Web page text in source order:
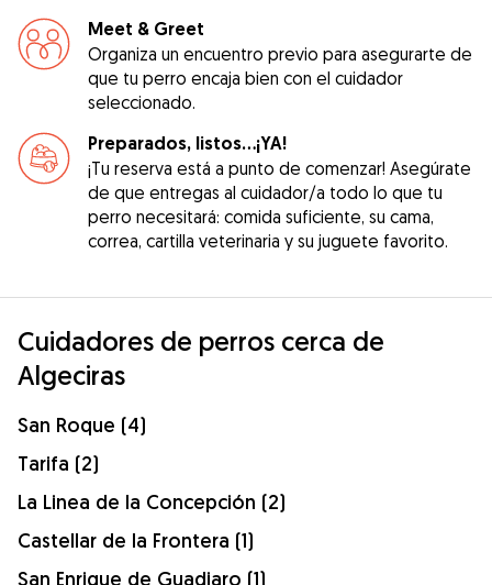
Meet & Greet
Organiza un encuentro previo para asegurarte de
que tu perro encaja bien con el cuidador
seleccionado.
Preparados, listos...¡YA!
¡Tu reserva está a punto de comenzar! Asegúrate
de que entregas al cuidador/a todo lo que tu
perro necesitará: comida suficiente, su cama,
correa, cartilla veterinaria y su juguete favorito.
Cuidadores de perros cerca de
Algeciras
San Roque (4)
Tarifa (2)
La Linea de la Concepción (2)
Castellar de la Frontera (1)
San Enrique de Guadiaro (1)